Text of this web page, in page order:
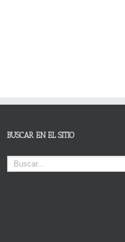
BUSCAR EN EL SITIO